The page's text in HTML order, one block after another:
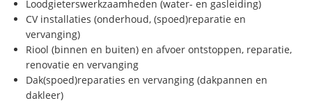
Loodgieterswerkzaamheden (water- en gasleiding)
CV installaties (onderhoud, (spoed)reparatie en
vervanging)
Riool (binnen en buiten) en afvoer ontstoppen, reparatie,
renovatie en vervanging
Dak(spoed)reparaties en vervanging (dakpannen en
dakleer)